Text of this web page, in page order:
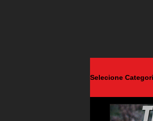
Selecione
Android